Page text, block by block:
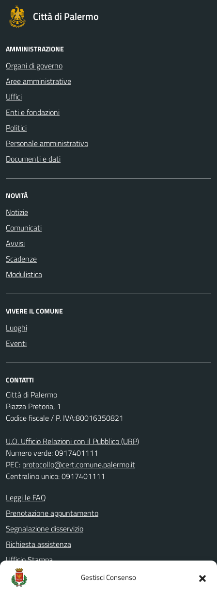
Gestisci Consenso
Città di Palermo
AMMINISTRAZIONE
Organi di governo
Aree amministrative
Uffici
Enti e fondazioni
Politici
Personale amministrativo
Documenti e dati
NOVITÀ
Notizie
Comunicati
Avvisi
Scadenze
Modulistica
VIVERE IL COMUNE
Luoghi
Eventi
CONTATTI
Città di Palermo
Piazza Pretoria, 1
Codice fiscale / P. IVA:80016350821
U.O. Ufficio Relazioni con il Pubblico (URP)
Numero verde: 0917401111
PEC: protocollo@cert.comune.palermo.it
Centralino unico: 0917401111
Leggi le FAQ
Prenotazione appuntamento
Segnalazione disservizio
Richiesta assistenza
Ufficio Stampa
Amministrazione Trasparente
Albo pretorio